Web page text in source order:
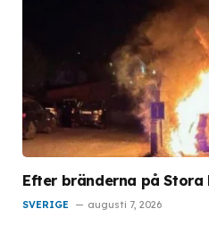
Efter bränderna på Stora
SVERIGE augusti 7, 2026